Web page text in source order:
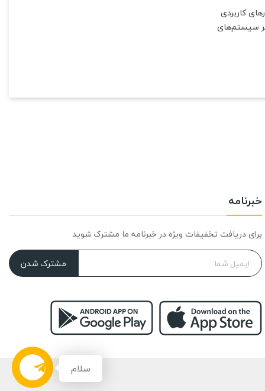
کاربردی
سیستم‌های
خبرنامه
برای دریافت تخفیفات ویژه در خبرنامه ما مشترک شوید
مشترک شدن
سلام